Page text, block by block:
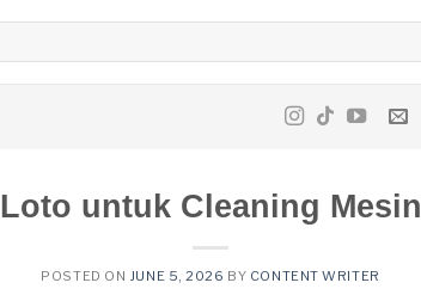
Loto untuk Cleaning Mesin
POSTED ON JUNE 5, 2026 BY CONTENT WRITER